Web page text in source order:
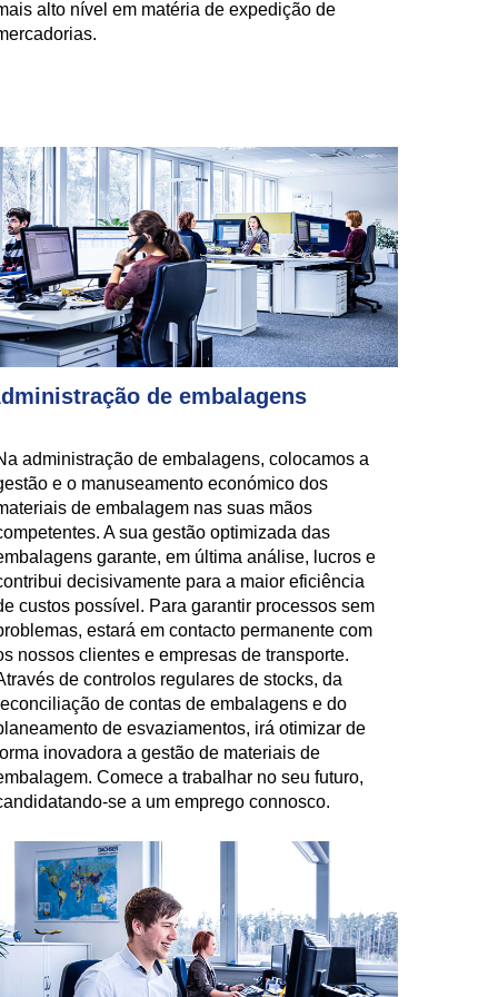
alto nível em matéria de expedição de
de embalagens
administração de embalagens, colocamos a
e o manuseamento económico dos
de embalagem nas suas mãos
A sua gestão optimizada das
garante, em última análise, lucros e
decisivamente para a maior eficiência
custos possível. Para garantir processos sem
estará em contacto permanente com
nossos clientes e empresas de transporte.
de controlos regulares de stocks, da
de contas de embalagens e do
de esvaziamentos, irá otimizar de
inovadora a gestão de materiais de
Comece a trabalhar no seu futuro,
se a um emprego connosco.